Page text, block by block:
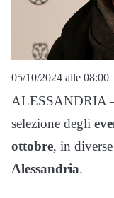
05/10/2024 alle 08:00
ALESSANDRIA
selezione degli
ottobre, in
Alessandria.